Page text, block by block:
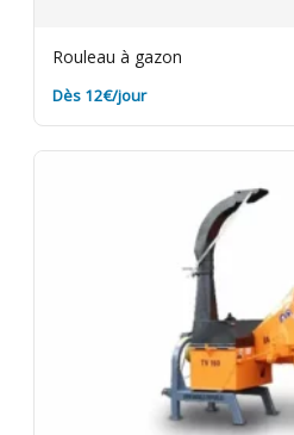
Rouleau à gazon
Dès 12€/jour